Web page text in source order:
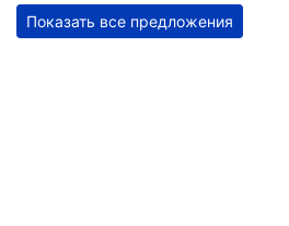
Показать все предложения